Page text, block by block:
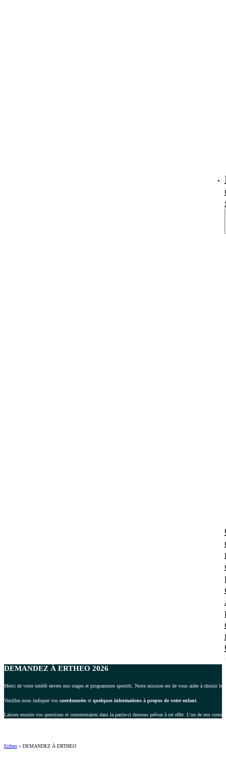
DEMANDEZ À ERTHEO 2026
Merci de votre intérêt envers nos stages et programmes sportifs. Notre mission est de vous aider à choisir
Veuillez nous indiquer vos coordonnées et quelques informations à propos de votre enfant
Laissez ensuite vos questions et commentaires dans la partie-ci dessous prévue à cet effet. L’un de nos
Ertheo » DEMANDEZ À ERTHEO